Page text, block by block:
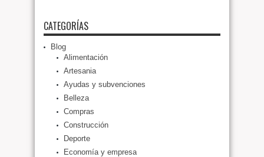
CATEGORÍAS
Blog
Alimentación
Artesania
Ayudas y subvenciones
Belleza
Compras
Construcción
Deporte
Economía y empresa